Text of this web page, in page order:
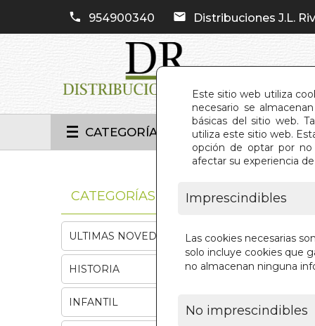
Este sitio web utiliza
necesario se
básicas del sitio web.
utiliza este sitio web.
opción de optar por no
afectar su experiencia
Imprescindibles
Las cookies necesarias
solo incluye cookies que
no almacenan ninguna
No imprescindibles
954900340 Distribuciones J.L.
CATEGORÍAS
CATEGORÍAS
ULTIMAS NOVEDADES
HISTORIA
INFANTIL